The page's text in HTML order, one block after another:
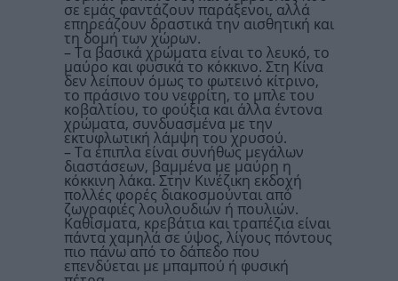
σε εμάς φαντάζουν παράξενοι, αλλά
επηρεάζουν δραστικά την αισθητική και
τη δομή των χώρων.
– Τα βασικά χρώματα είναι το λευκό, το
μαύρο και φυσικά το κόκκινο. Στη Κίνα
δεν λείπουν όμως το φωτεινό κίτρινο,
το πράσινο του νεφρίτη, το μπλε του
κοβαλτίου, το φούξια και άλλα έντονα
χρώματα, συνδυασμένα με την
εκτυφλωτική λάμψη του χρυσού.
– Τα έπιπλα είναι συνήθως μεγάλων
διαστάσεων, βαμμένα με μαύρη η
κόκκινη λάκα. Στην Κινέζικη εκδοχή
πολλές φορές διακοσμούνται από
ζωγραφιές λουλουδιών ή πουλιών.
Καθίσματα, κρεβάτια και τραπέζια είναι
πάντα χαμηλά σε ύψος, λίγους πόντους
πιο πάνω από το δάπεδο που
επενδύεται με μπαμπού ή φυσική